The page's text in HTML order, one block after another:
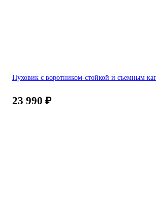
Пуховик с воротником-стойкой и съемным
23 990 ₽